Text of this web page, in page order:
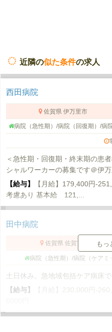
近隣の似た条件の求人
西田病院
佐賀県 伊万里市
病院（急性期）/病院（回復期）/病院（療養型）/病院（総
＜急性期・回復期・終末期の患
シャルワーカーの募集です＠伊万
【給与】
【月給】179,400円-
考慮あり 基本給 121,...
田中病院
佐賀県 佐賀市
病院（急性期）/病院（ケアミ
土日休み。急地域包括ケア病床
【給与】
【月給】230,000円
もっ